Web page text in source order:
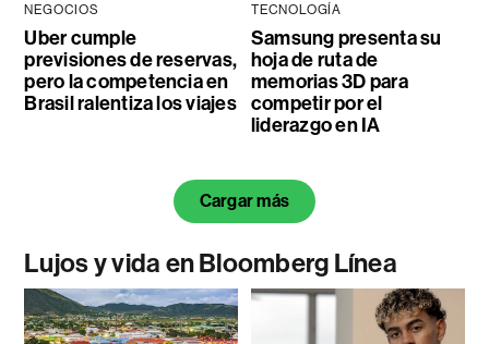
NEGOCIOS
Uber cumple
previsiones de reservas,
pero la competencia en
Brasil ralentiza los viajes
TECNOLOGÍA
Samsung presenta su
hoja de ruta de
memorias 3D para
competir por el
liderazgo en IA
Cargar más
Lujos y vida en Bloomberg Línea